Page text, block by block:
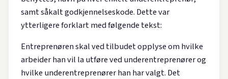
samt såkalt godkjennelseskode. Dette var
ytterligere forklart med følgende tekst:
Entreprenøren skal ved tilbudet opplyse om hvilke
arbeider han vil la utføre ved underentreprenører og
hvilke underentreprenører han har valgt. Det